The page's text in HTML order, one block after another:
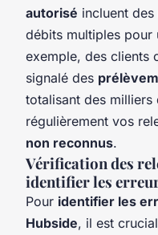
autorisé incluent
débits multiples pour
exemple, des clients
signalé des
totalisant des
régulièrement vos
non reconnus.
Vérification des
identifier les
Pour identifier les
Hubside, il est